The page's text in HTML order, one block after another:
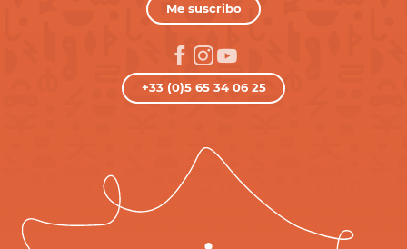
Me suscribo
+33 (0)5 65 34 06 25